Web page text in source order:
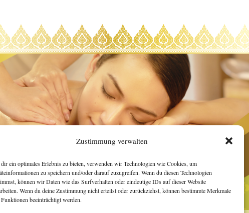
Zustimmung verwalten
ein optimales Erlebnis zu bieten, verwenden wir Technologien wie Cookies, um
zu speichern und/oder darauf zuzugreifen. Wenn du diesen Technologien
können wir Daten wie das Surfverhalten oder eindeutige IDs auf dieser Website
Wenn du deine Zustimmung nicht erteilst oder zurückziehst, können bestimmte Merkmale
beeinträchtigt werden.